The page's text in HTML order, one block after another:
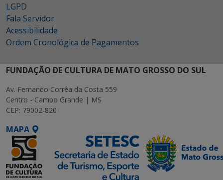
LGPD
Fala Servidor
Acessibilidade
Ordem Cronológica de Pagamentos
FUNDAÇÃO DE CULTURA DE MATO GROSSO DO SUL
Av. Fernando Corrêa da Costa 559
Centro - Campo Grande | MS
CEP: 79002-820
MAPA